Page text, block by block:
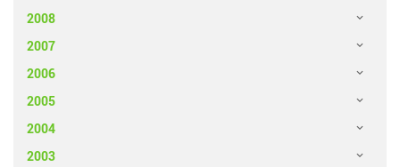
2008
2007
2006
2005
2004
2003